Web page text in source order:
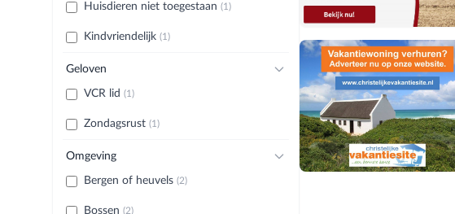
Huisdieren niet toegestaan (1)
Kindvriendelijk (1)
Geloven
VCR lid (1)
Zondagsrust (1)
Omgeving
Bergen of heuvels (2)
Bossen (2)